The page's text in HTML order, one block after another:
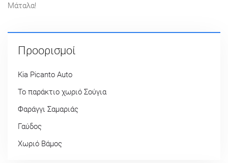
Μάταλα!
Προορισμοί
Kia Picanto Auto
Το παράκτιο χωριό Σούγια
Φαράγγι Σαμαριάς
Γαύδος
Χωριό Βάμος